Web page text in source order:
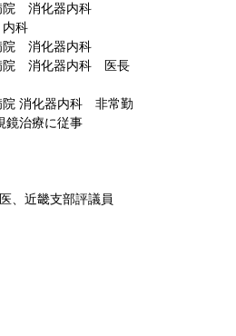
院 消化器内科
科
院 消化器内科
院 消化器内科 医長
院 消化器内科 非常勤
療に従事
、近畿支部評議員